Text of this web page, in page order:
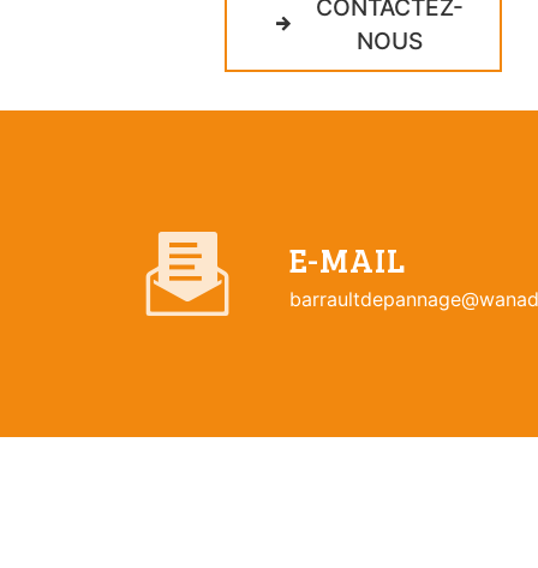
CONTACTEZ-
NOUS
E-MAIL